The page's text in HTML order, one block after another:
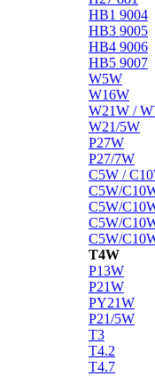
HB1 9004
HB3 9005
HB4 9006
HB5 9007
W5W
W16W
W21W /
W21/5W
P27W
P27/7W
C5W /
C5W/
C5W/
C5W/
C5W/
T4W
P13W
P21W
PY21W
P21/5W
T3
T4.2
T4.7